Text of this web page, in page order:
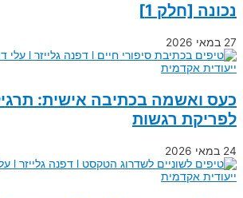
נכונה [חלק 1]
27 במאי 2026
כעס ואשמה בכתיבה אישית:
לפריקת רגשות
24 במאי 2026